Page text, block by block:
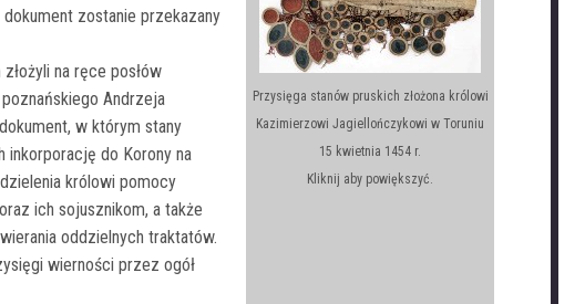
zostanie przekazany
na ręce posłów
Andrzeja
w którym stany
inkorporację do Korony na
królowi pomocy
ich sojusznikom, a także
oddzielnych traktatów.
wierności przez ogół
Przysięga stanów pruskich złożona królowi
Kazimierzowi Jagiellończykowi w Toruniu
15 kwietnia 1454 r.
Kliknij aby powiększyć.